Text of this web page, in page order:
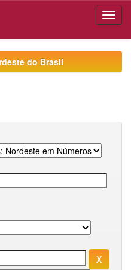
do Brasil